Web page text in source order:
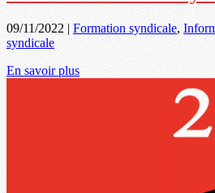
09/11/2022 | Formation syndicale,
syndicale
En savoir plus